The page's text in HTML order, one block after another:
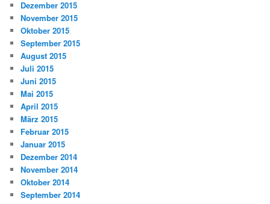
Dezember 2015
November 2015
Oktober 2015
September 2015
August 2015
Juli 2015
Juni 2015
Mai 2015
April 2015
März 2015
Februar 2015
Januar 2015
Dezember 2014
November 2014
Oktober 2014
September 2014